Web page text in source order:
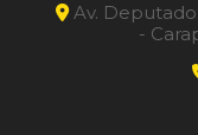
Av. Deputado
-